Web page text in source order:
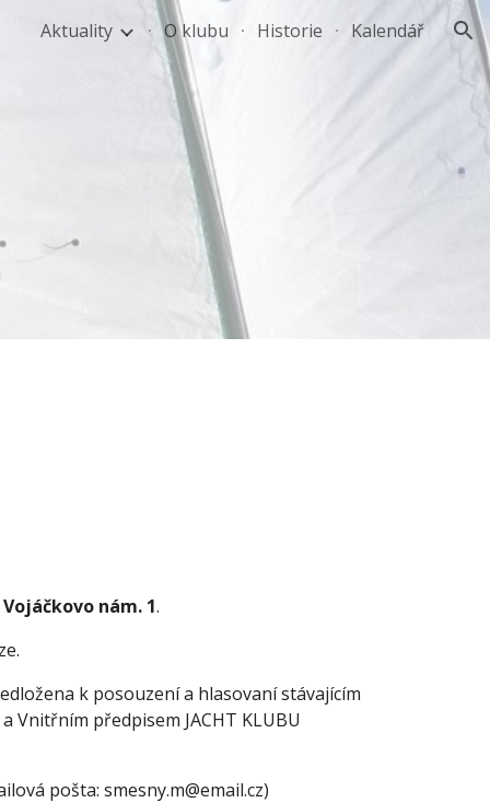
Aktuality O klubu Historie Kalendář
nám. 1.
k posouzení a hlasovaní stávajícím
Vnitřním předpisem JACHT KLUBU
pošta: smesny.m@email.cz)